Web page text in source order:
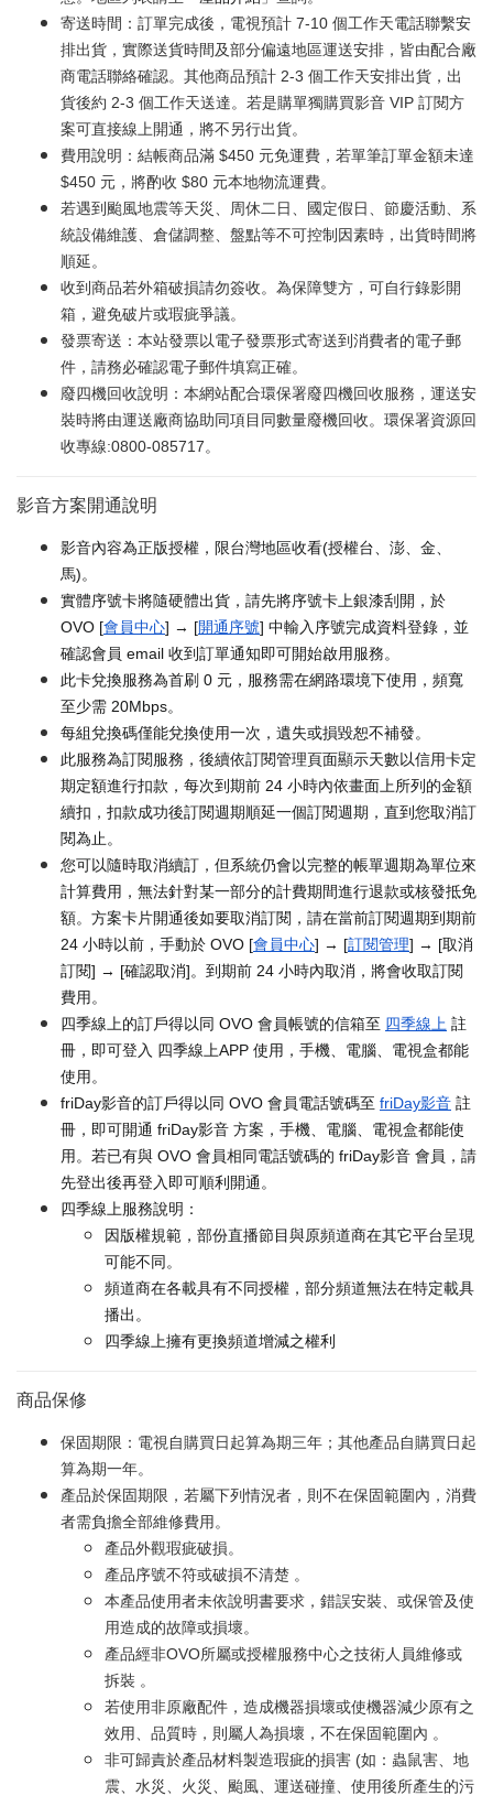
寄送時間：訂單完成後，電視預計 7-10 個工作天電話聯繫安
排出貨，實際送貨時間及部分偏遠地區運送安排，皆由配合廠
商電話聯絡確認。其他商品預計 2-3 個工作天安排出貨，出
貨後約 2-3 個工作天送達。若是購單獨購買影音 VIP 訂閱方
案可直接線上開通，將不另行出貨。
費用說明：結帳商品滿 $450 元免運費，若單筆訂單金額未達
$450 元，將酌收 $80 元本地物流運費。
若遇到颱風地震等天災、周休二日、國定假日、節慶活動、系
統設備維護、倉儲調整、盤點等不可控制因素時，出貨時間將
順延。
收到商品若外箱破損請勿簽收。為保障雙方，可自行錄影開
箱，避免破片或瑕疵爭議。
發票寄送：本站發票以電子發票形式寄送到消費者的電子郵
件，請務必確認電子郵件填寫正確。
廢四機回收說明：本網站配合環保署廢四機回收服務，運送安
裝時將由運送廠商協助同項目同數量廢機回收。環保署資源回
收專線:0800-085717。
影音方案開通說明
影音內容為正版授權，限台灣地區收看(授權台、澎、金、
馬)。
實體序號卡將隨硬體出貨，請先將序號卡上銀漆刮開，於
OVO [會員中心] → [開通序號] 中輸入序號完成資料登錄，並
確認會員 email 收到訂單通知即可開始啟用服務。
此卡兌換服務為首刷 0 元，服務需在網路環境下使用，頻寬
至少需 20Mbps。
每組兌換碼僅能兌換使用一次，遺失或損毀恕不補發。
此服務為訂閱服務，後續依訂閱管理頁面顯示天數以信用卡定
期定額進行扣款，每次到期前 24 小時內依畫面上所列的金額
續扣，扣款成功後訂閱週期順延一個訂閱週期，直到您取消訂
閱為止。
您可以隨時取消續訂，但系統仍會以完整的帳單週期為單位來
計算費用，無法針對某一部分的計費期間進行退款或核發抵免
額。方案卡片開通後如要取消訂閱，請在當前訂閱週期到期前
24 小時以前，手動於 OVO [會員中心] → [訂閱管理] → [取消
訂閱] → [確認取消]。到期前 24 小時內取消，將會收取訂閱
費用。
四季線上的訂戶得以同 OVO 會員帳號的信箱至 四季線上 註
冊，即可登入 四季線上APP 使用，手機、電腦、電視盒都能
使用。
friDay影音的訂戶得以同 OVO 會員電話號碼至 friDay影音 註
冊，即可開通 friDay影音 方案，手機、電腦、電視盒都能使
用。若已有與 OVO 會員相同電話號碼的 friDay影音 會員，請
先登出後再登入即可順利開通。
四季線上服務說明：
因版權規範，部份直播節目與原頻道商在其它平台呈現
可能不同。
頻道商在各載具有不同授權，部分頻道無法在特定載具
播出。
四季線上擁有更換頻道增減之權利
商品保修
保固期限：電視自購買日起算為期三年；其他產品自購買日起
算為期一年。
產品於保固期限，若屬下列情況者，則不在保固範圍內，消費
者需負擔全部維修費用。
產品外觀瑕疵破損。
產品序號不符或破損不清楚 。
本產品使用者未依說明書要求，錯誤安裝、或保管及使
用造成的故障或損壞。
產品經非OVO所屬或授權服務中心之技術人員維修或
拆裝 。
若使用非原廠配件，造成機器損壞或使機器減少原有之
效用、品質時，則屬人為損壞，不在保固範圍內 。
非可歸責於產品材料製造瑕疵的損害 (如：蟲鼠害、地
震、水災、火災、颱風、運送碰撞、使用後所產生的污